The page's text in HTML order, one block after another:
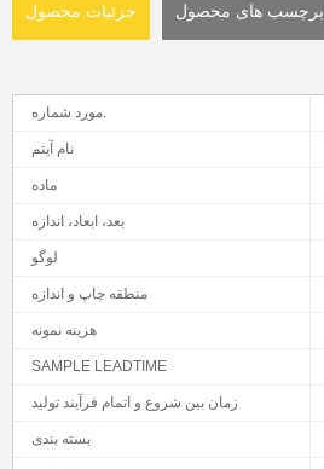
جزئیات محصول برچسب های محصول
مورد شماره.
نام آیتم
ماده
بعد، ابعاد، اندازه
لوگو
منطقه چاپ و اندازه
هزینه نمونه
SAMPLE LEADTIME
زمان بین شروع و اتمام فرآیند تولید
بسته بندی